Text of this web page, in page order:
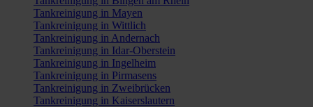
Tankreinigung in Mayen
Tankreinigung in Wittlich
Tankreinigung in Andernach
Tankreinigung in Idar-Oberstein
Tankreinigung in Ingelheim
Tankreinigung in Pirmasens
Tankreinigung in Zweibrücken
Tankreinigung in Kaiserslautern